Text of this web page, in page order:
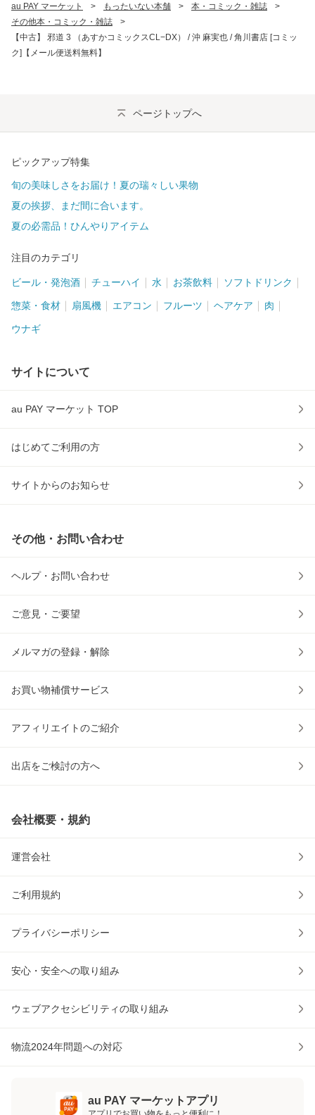
au PAY マーケット > もったいない本舗 > 本・コミック・雑誌
>
その他本・コミック・雑誌
>
【中古】 邪道 3 （あすかコミックスCL−DX） / 沖 麻実也 / 角川書店 [コミッ
ク]【メール便送料無料】
ページトップへ
ピックアップ特集
旬の美味しさをお届け！夏の瑞々しい果物
夏の挨拶、まだ間に合います。
夏の必需品！ひんやりアイテム
注目のカテゴリ
ビール・発泡酒 チューハイ 水 お茶飲料 ソフトドリンク
惣菜・食材 扇風機 エアコン フルーツ ヘアケア 肉
ウナギ
サイトについて
au PAY マーケット TOP
はじめてご利用の方
サイトからのお知らせ
その他・お問い合わせ
ヘルプ・お問い合わせ
ご意見・ご要望
メルマガの登録・解除
お買い物補償サービス
アフィリエイトのご紹介
出店をご検討の方へ
会社概要・規約
運営会社
ご利用規約
プライバシーポリシー
安心・安全への取り組み
ウェブアクセシビリティの取り組み
物流2024年問題への対応
au PAY マーケットアプリ